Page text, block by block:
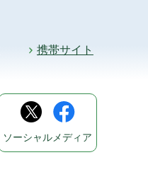
携帯サイト
ソーシャルメディア